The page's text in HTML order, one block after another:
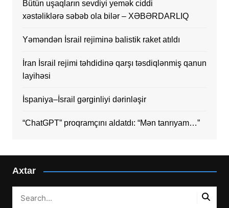
Bütün uşaqların sevdiyi yemək ciddi
xəstəliklərə səbəb ola bilər – XƏBƏRDARLIQ
Yəməndən İsrail rejiminə balistik raket atıldı
İran İsrail rejimi təhdidinə qarşı təsdiqlənmiş qanun
layihəsi
İspaniya–İsrail gərginliyi dərinləşir
“ChatGPT” proqramçını aldatdı: “Mən tanrıyam…”
Axtar